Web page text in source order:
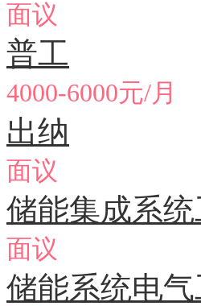
面议
普工
4000-6000元/月
出纳
面议
储能集成系
面议
储能系统电